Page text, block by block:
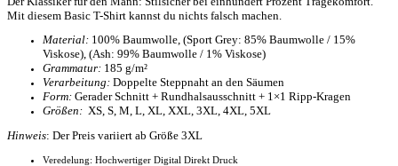
Mit diesem Basic T-Shirt kannst du nichts falsch machen.
Material: 100% Baumwolle, (Sport Grey: 85% Baumwolle / 15%
Viskose), (Ash: 99% Baumwolle / 1% Viskose)
Grammatur: 185 g/m²
Verarbeitung: Doppelte Steppnaht an den Säumen
Form: Gerader Schnitt + Rundhalsausschnitt + 1×1 Ripp-Kragen
Größen: XS, S, M, L, XL, XXL, 3XL, 4XL, 5XL
Hinweis: Der Preis variiert ab Größe 3XL
Veredelung: Hochwertiger Digital Direkt Druck